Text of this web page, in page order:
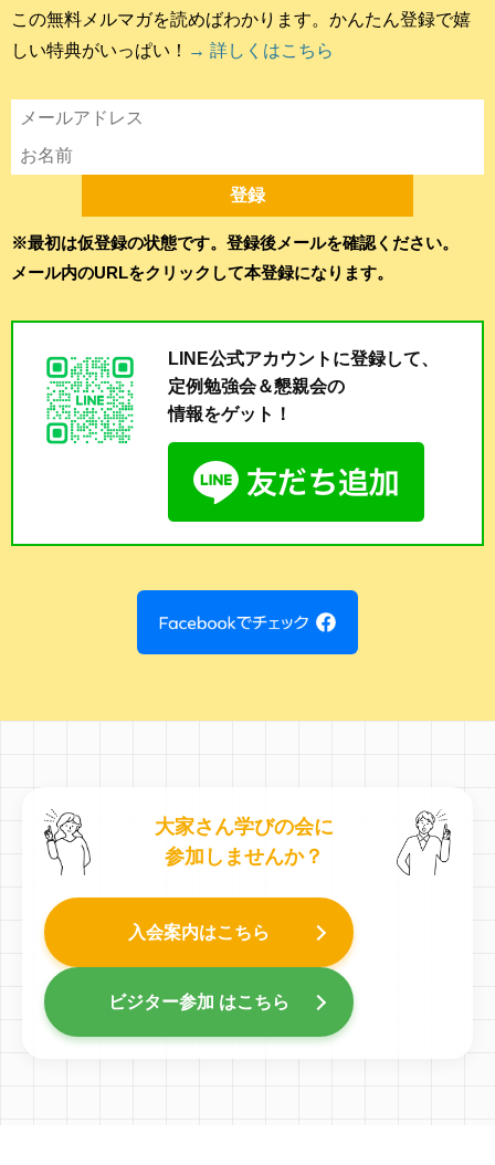
この無料メルマガを読めばわかります。かんたん登録で嬉
しい特典がいっぱい！ → 詳しくはこちら
※最初は仮登録の状態です。登録後メールを確認ください。
メール内のURLをクリックして本登録になります。
LINE公式アカウントに登録して、
定例勉強会＆懇親会の
情報をゲット！
大家さん学びの会に
参加しませんか？
入会案内はこちら
ビジター参加 はこちら